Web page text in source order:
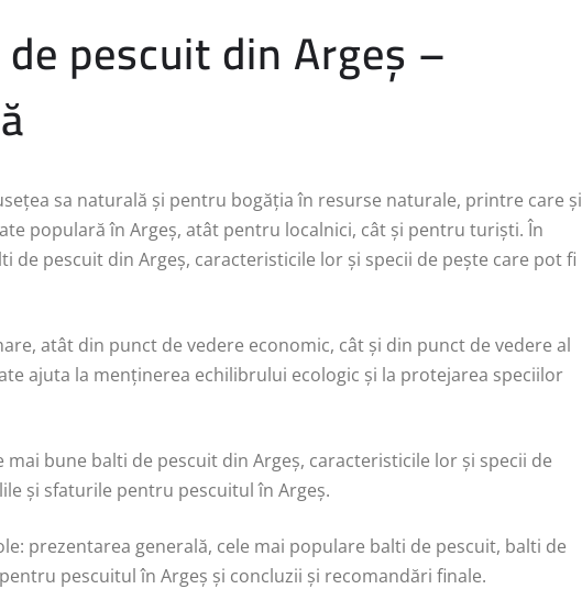
pescuit din Argeș –
sa naturală și pentru bogăția în resurse naturale, printre care și
populară în Argeș, atât pentru localnici, cât și pentru turiști. În
de pescuit din Argeș, caracteristicile lor și specii de pește care pot fi
atât din punct de vedere economic, cât și din punct de vedere al
ajuta la menținerea echilibrului ecologic și la protejarea speciilor
bune balti de pescuit din Argeș, caracteristicile lor și specii de
și sfaturile pentru pescuitul în Argeș.
prezentarea generală, cele mai populare balti de pescuit, balti de
pescuitul în Argeș și concluzii și recomandări finale.